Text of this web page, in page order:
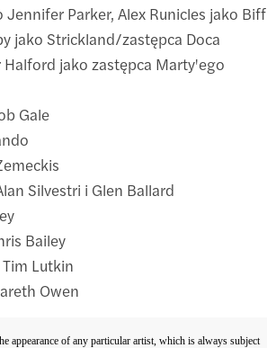
Parker, Alex Runicles jako Biff
jako Strickland/zastępca Doca
Halford jako zastępca Marty'ego
Gale
Silvestri i Glen Ballard
Bailey
Tim Lutkin
Owen
appearance of any particular artist, which is always subject